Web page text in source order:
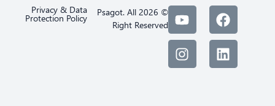
© 2026 Psagot. All
Right Reserved
Privacy & Data
Protection Policy